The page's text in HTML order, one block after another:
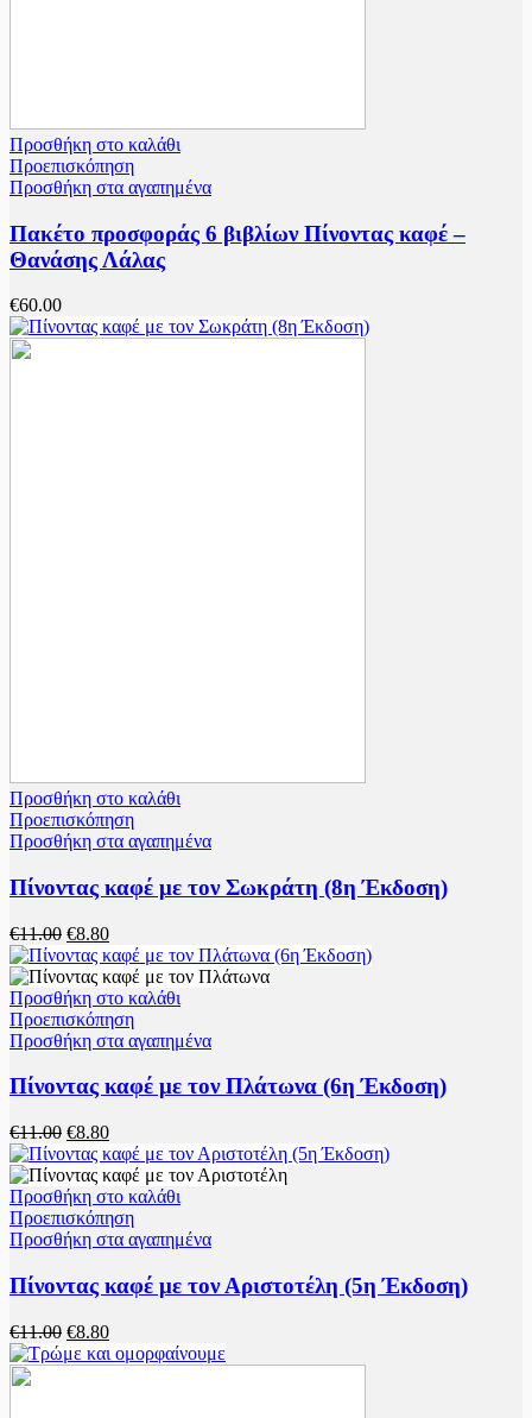
Προσθήκη στο καλάθι
Προεπισκόπηση
Προσθήκη στα αγαπημένα
Πακέτο προσφοράς 6 βιβλίων Πίνοντας καφέ –
Θανάσης Λάλας
€60.00
Προσθήκη στο καλάθι
Προεπισκόπηση
Προσθήκη στα αγαπημένα
Πίνοντας καφέ με τον Σωκράτη (8η Έκδοση)
€11.00 Original
price
was:
€11.00.
€8.80Η
τρέχουσα
τιμή
είναι:
€8.80.
Προσθήκη στο καλάθι
Προεπισκόπηση
Προσθήκη στα αγαπημένα
Πίνοντας καφέ με τον Πλάτωνα (6η Έκδοση)
€11.00 Original
price
was:
€11.00.
€8.80Η
τρέχουσα
τιμή
είναι:
€8.80.
Προσθήκη στο καλάθι
Προεπισκόπηση
Προσθήκη στα αγαπημένα
Πίνοντας καφέ με τον Αριστοτέλη (5η Έκδοση)
€11.00 Original
price
€8.80Η
τρέχουσα